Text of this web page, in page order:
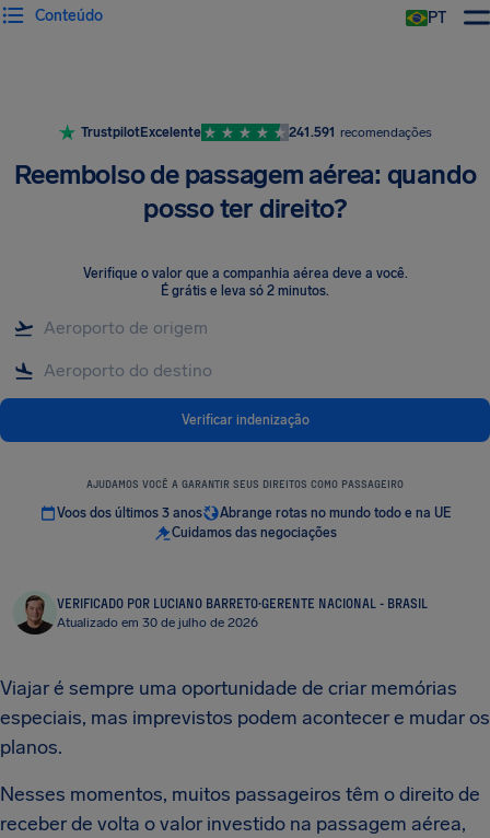
PT
Conteúdo
TrustpilotExcelente 241.591 recomendações
Reembolso de passagem aérea: quando
posso ter direito?
Verifique o valor que a companhia aérea deve a você.
É grátis e leva só 2 minutos.
Verificar indenização
AJUDAMOS VOCÊ A GARANTIR SEUS DIREITOS COMO PASSAGEIRO
Voos dos últimos 3 anos
Abrange rotas no mundo todo e na UE
Cuidamos das negociações
VERIFICADO POR LUCIANO BARRETO·GERENTE NACIONAL - BRASIL
Atualizado em 30 de julho de 2026
Viajar é sempre uma oportunidade de criar memórias
especiais, mas imprevistos podem acontecer e mudar os
planos.
Nesses momentos, muitos passageiros têm o direito de
receber de volta o valor investido na passagem aérea,